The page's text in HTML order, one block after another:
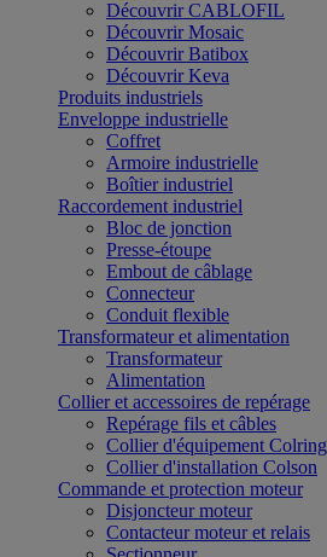
Découvrir CABLOFIL
Découvrir Mosaic
Découvrir Batibox
Découvrir Keva
Produits industriels
Enveloppe industrielle
Coffret
Armoire industrielle
Boîtier industriel
Raccordement industriel
Bloc de jonction
Presse-étoupe
Embout de câblage
Connecteur
Conduit flexible
Transformateur et alimentation
Transformateur
Alimentation
Collier et accessoires de repérage
Repérage fils et câbles
Collier d'équipement Colring
Collier d'installation Colson
Commande et protection moteur
Disjoncteur moteur
Contacteur moteur et relais